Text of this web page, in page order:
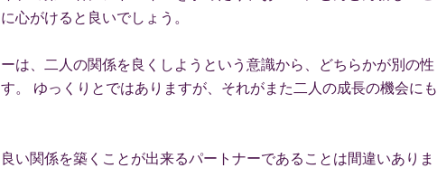
心がけると良いでしょう。
は、二人の関係を良くしようという意識から、どちらかが別の性
。 ゆっくりとではありますが、それがまた二人の成長の機会にも
い関係を築くことが出来るパートナーであることは間違いありま